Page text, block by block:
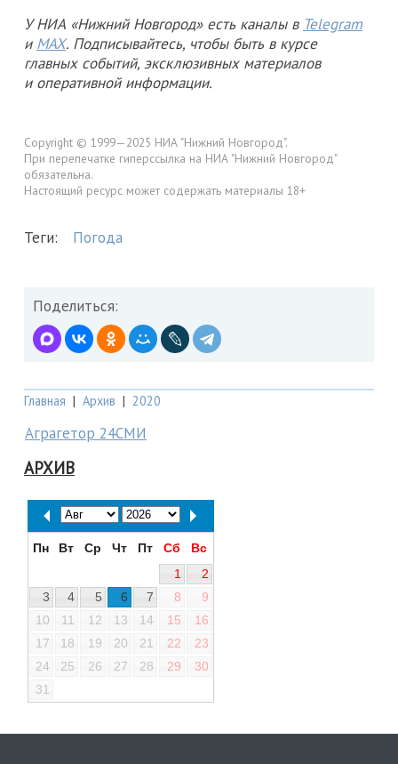
У НИА «Нижний Новгород» есть каналы в Telegram
и MAX. Подписывайтесь, чтобы быть в курсе
главных событий, эксклюзивных материалов
и оперативной информации.
Copyright © 1999—2025 НИА "Нижний Новгород".
При перепечатке гиперссылка на НИА "Нижний Новгород"
обязательна.
Настоящий ресурс может содержать материалы 18+
Теги: Погода
Поделиться:
Главная | Архив | 2020
Аграгетор 24СМИ
АРХИВ
Пн Вт Ср Чт Пт Сб
Вс
1
2
3
4 5 6 7 8
9
10
11 12 13 14 15
16
17
18 19 20 21 22
23
24
25 26 27 28 29
30
31